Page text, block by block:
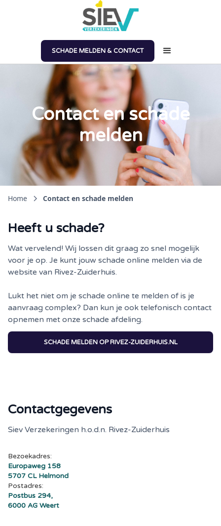
SCHADE MELDEN & CONTACT
Contact en schade
melden
Home Contact en schade melden
Heeft u schade?
Wat vervelend! Wij lossen dit graag zo snel mogelijk
voor je op. Je kunt jouw schade online melden via de
website van Rivez-Zuiderhuis.
Lukt het niet om je schade online te melden of is je
aanvraag complex? Dan kun je ook telefonisch contact
opnemen met onze schade afdeling.
SCHADE MELDEN OP RIVEZ-ZUIDERHUIS.NL
Contactgegevens
Siev Verzekeringen h.o.d.n. Rivez-Zuiderhuis
Bezoekadres:
Europaweg 158
5707 CL Helmond
Postadres:
Postbus 294,
6000 AG Weert